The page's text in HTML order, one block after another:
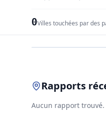
0Villes touchées par des
Rapports
Aucun rapport trouvé.